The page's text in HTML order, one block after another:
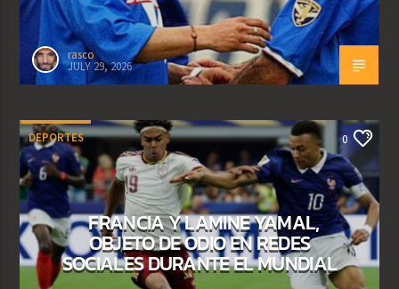
rasco
JULY 29, 2026
DEPORTES 0
FRANCIA Y LAMINE YAMAL,
OBJETO DE ODIO EN REDES
SOCIALES DURANTE EL MUNDIAL